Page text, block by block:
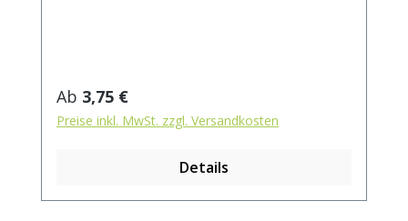
gute Laune macht! DE-ÖKO-001
Früchtetee ohne Aroma Zutaten:
Hagebuttenschalen*, Hibiskusblüten*,
kontrolliert biologischem Anbau.
Zubereitung: ca. 20g Tee mit 1 l.
Regulärer Preis:
Ab 3,75 €
Preise inkl. MwSt. zzgl. Versandkosten
Details